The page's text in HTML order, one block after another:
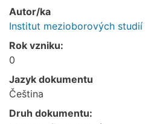
Autor/ka
Institut mezioborových studií
Rok vzniku:
0
Jazyk dokumentu
Čeština
Druh dokumentu: